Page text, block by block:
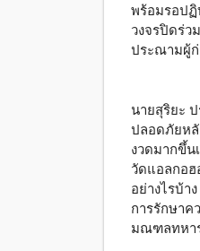
พร้อมรอปฏิ
วงจรปิดร่ว
ประณามผู้ก่
นายสุริยะ
ปลอดภัยหลั
งวดมากขึ้น
วัดแอลกอฮ
อย่างไรบ้
การรักษาค
มณฑลทหาร